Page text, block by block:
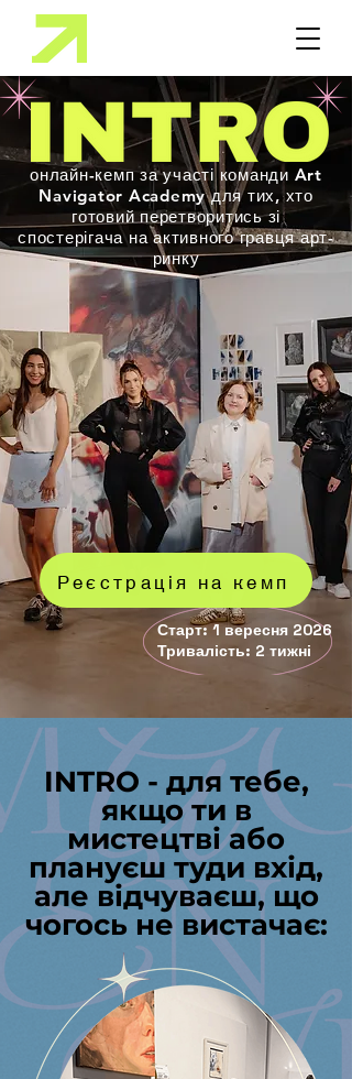
онлайн-кемп за участі команди Art
Navigator Academy для тих, хто
готовий перетворитись зі
спостерігача на активного гравця арт-
ринку
Реєстрація на кемп
Старт: 1 вересня 2026
Тривалість: 2 тижні
​​INTRO - для тебе,
якщо ти в
мистецтві або
плануєш туди вхід,
але відчуваєш, що
чогось не вистачає: